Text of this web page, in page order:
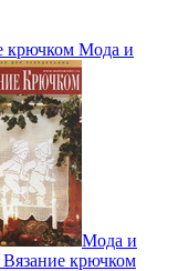
крючком Мода и
Мода и
крючком